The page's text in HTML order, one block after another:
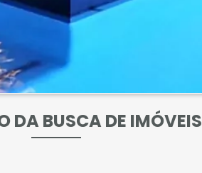
DA BUSCA DE IMÓVEIS